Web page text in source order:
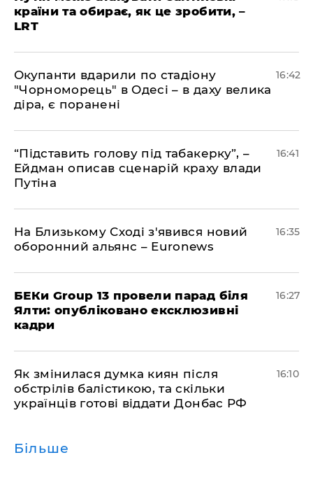
країни та обирає, як це зробити, –
LRT
​Окупанти вдарили по стадіону
"Чорноморець" в Одесі – в даху велика
діра, є поранені
16:42
​“Підставить голову під табакерку”, –
Ейдман описав сценарій краху влади
Путіна
16:41
На Близькому Сході з'явився новий
оборонний альянс – Euronews
16:35
БЕКи Group 13 провели парад біля
Ялти: опубліковано ексклюзивні
кадри
16:27
Як змінилася думка киян після
обстрілів балістикою, та скільки
українців готові віддати Донбас РФ
16:10
Більше